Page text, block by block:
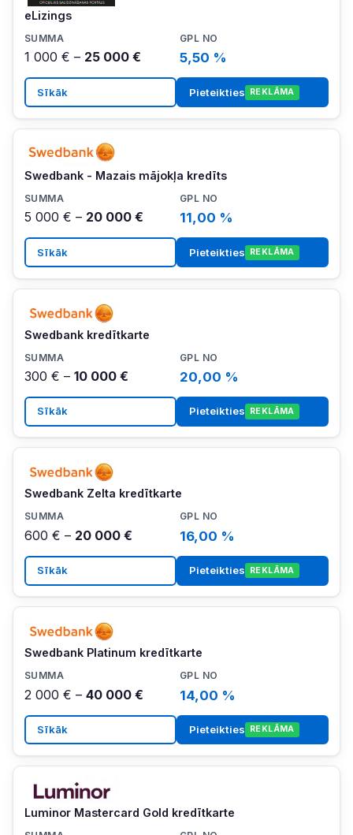
eLizings
1 000 € – 25 000 € 5,50 %
Sīkāk Pieteikties REKLĀMA
Swedbank - Mazais mājokļa kredīts
5 000 € – 20 000 € 11,00 %
Sīkāk Pieteikties REKLĀMA
Swedbank kredītkarte
300 € – 10 000 € 20,00 %
Sīkāk Pieteikties REKLĀMA
Swedbank Zelta kredītkarte
600 € – 20 000 € 16,00 %
Sīkāk Pieteikties REKLĀMA
Swedbank Platinum kredītkarte
2 000 € – 40 000 € 14,00 %
Sīkāk Pieteikties REKLĀMA
Luminor Mastercard Gold kredītkarte